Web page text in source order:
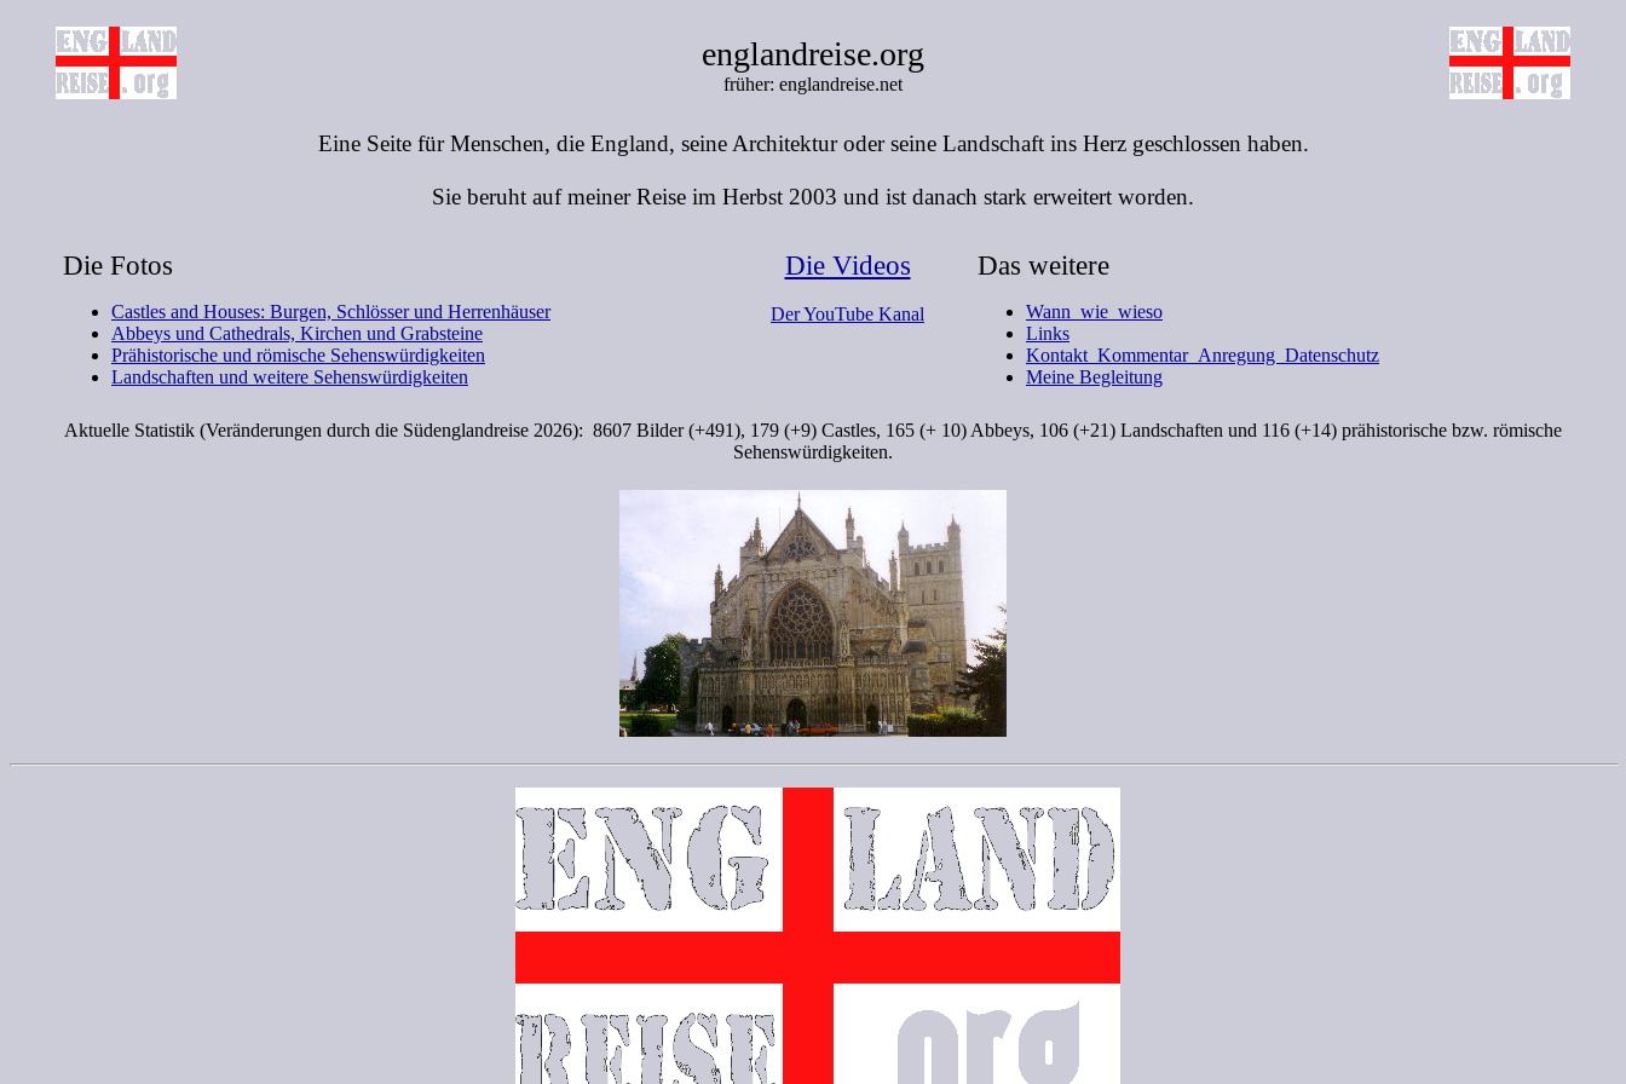
englandreise.org
früher: englandreise.net
Eine Seite für Menschen, die England, seine Architektur oder seine Landschaft ins Herz geschlossen haben.
Sie beruht auf meiner Reise im Herbst 2003 und ist danach stark erweitert worden.
Die Fotos
Castles and Houses: Burgen, Schlösser und Herrenhäuser
Abbeys und Cathedrals, Kirchen und Grabsteine
Prähistorische und römische Sehenswürdigkeiten
Landschaften und weitere Sehenswürdigkeiten
Die Videos
Der YouTube Kanal
Das weitere
Wann wie wieso
Links
Kontakt Kommentar Anregung Datenschutz
Meine Begleitung
Aktuelle Statistik (Veränderungen durch die Südenglandreise 2026): 8607 Bilder (+491), 179 (+9) Castles, 165 (+ 10) Abbeys, 106 (+21) Landschaften und 116 (+14) prähistorische bzw. römische
Sehenswürdigkeiten.